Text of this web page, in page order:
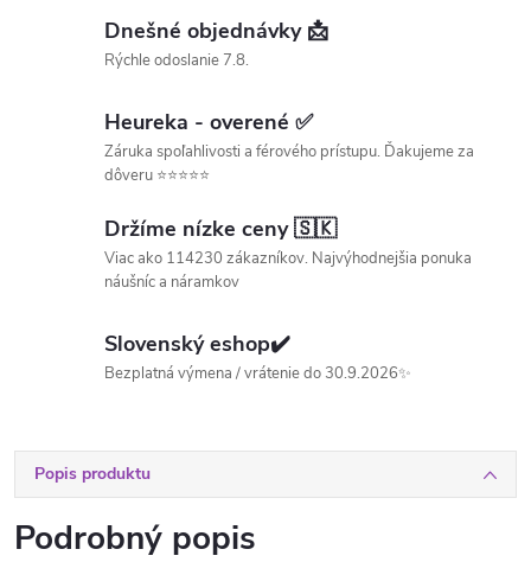
Dnešné objednávky 📩
Rýchle odoslanie 7.8.
Heureka - overené ✅
Záruka spoľahlivosti a férového prístupu. Ďakujeme za
dôveru ⭐⭐⭐⭐⭐
Držíme nízke ceny 🇸🇰
Viac ako 114230 zákazníkov. Najvýhodnejšia ponuka
náušníc a náramkov
Slovenský eshop✔️
Bezplatná výmena / vrátenie do 30.9.2026✨
Popis produktu
Podrobný popis